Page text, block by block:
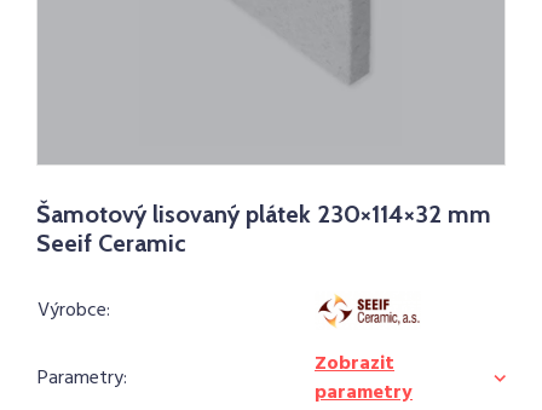
Šamotový lisovaný plátek 230×114×32 mm
Seeif Ceramic
Výrobce:
Parametry:
Zobrazit
parametry